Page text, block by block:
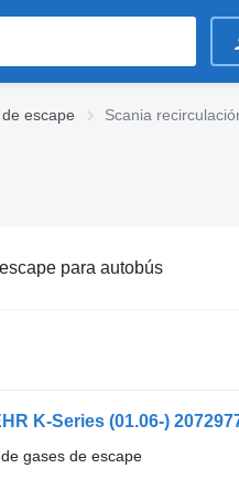
escape Scania
para autobús
gases de escape